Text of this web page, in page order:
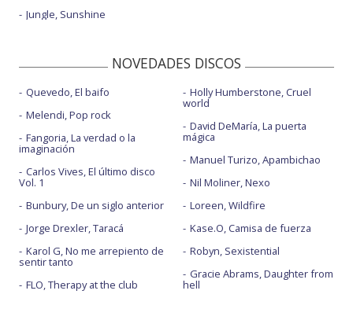
Jungle, Sunshine
NOVEDADES DISCOS
Quevedo, El baifo
Melendi, Pop rock
Fangoria, La verdad o la
imaginación
Carlos Vives, El último disco
Vol. 1
Bunbury, De un siglo anterior
Jorge Drexler, Taracá
Karol G, No me arrepiento de
sentir tanto
FLO, Therapy at the club
Holly Humberstone, Cruel
world
David DeMaría, La puerta
mágica
Manuel Turizo, Apambichao
Nil Moliner, Nexo
Loreen, Wildfire
Kase.O, Camisa de fuerza
Robyn, Sexistential
Gracie Abrams, Daughter from
hell